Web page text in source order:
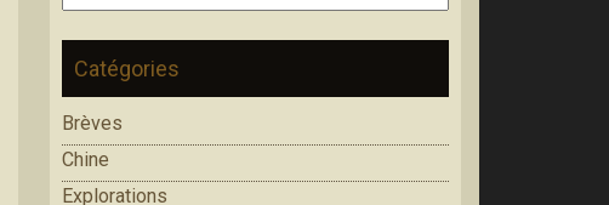
Catégories
Brèves
Chine
Explorations